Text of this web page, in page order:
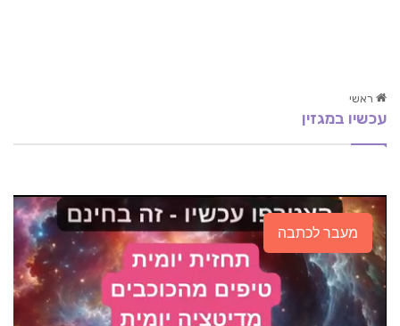
ראשי
עכשיו במגזין
מעבר לכתבה